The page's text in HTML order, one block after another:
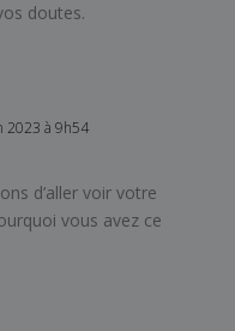
doutes.
2023 à 9h54
d’aller voir votre
vous avez ce